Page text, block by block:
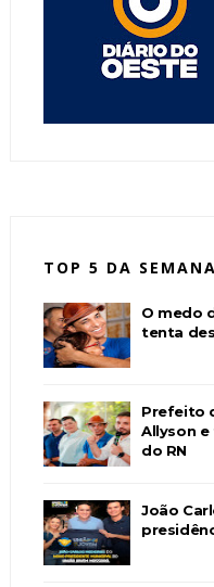
TOP 5 DA SEMANA
O medo
tenta
Prefeito
Allyson
do RN
João